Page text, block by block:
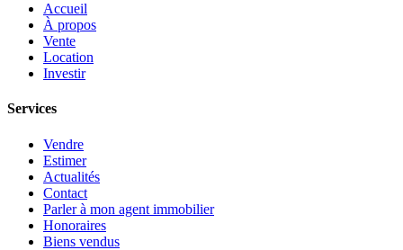
Accueil
À propos
Vente
Location
Investir
Services
Vendre
Estimer
Actualités
Contact
Parler à mon agent immobilier
Honoraires
Biens vendus